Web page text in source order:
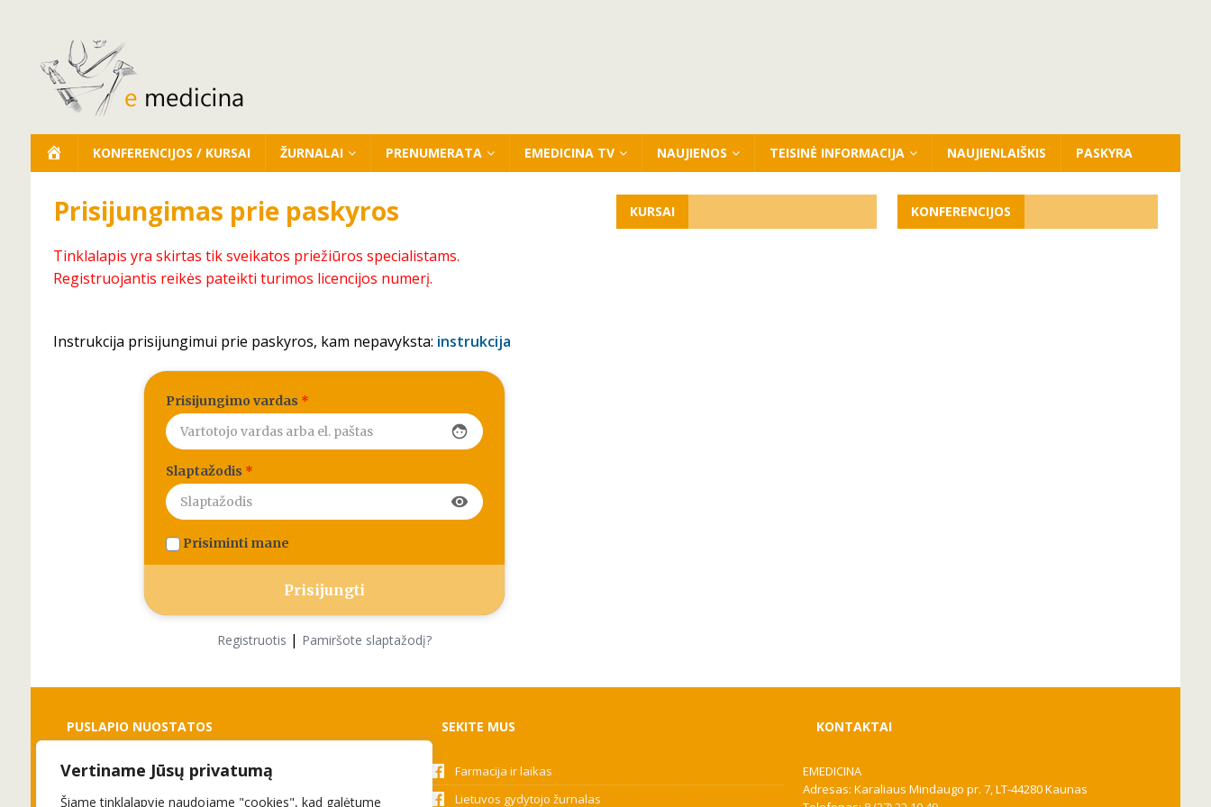
Vertiname Jūsų privatumą
Šiame tinklalapyje naudojame "cookies", kad galėtume
KONFERENCIJOS / KURSAI ŽURNALAI PRENUMERATA EMEDICINA TV NAUJIENOS TEISINĖ INFORMACIJA NAUJIENLAIŠKIS PASKYRA
Prisijungimas prie paskyros
Tinklalapis yra skirtas tik sveikatos priežiūros specialistams.
Registruojantis reikės pateikti turimos licencijos numerį.
Instrukcija prisijungimui prie paskyros, kam nepavyksta: instrukcija
Prisijungimo vardas *
face
Slaptažodis *
visibility
Prisiminti mane
Registruotis | Pamiršote slaptažodį?
KURSAI KONFERENCIJOS
PUSLAPIO NUOSTATOS
Slapukai
Privatumo politika
SEKITE MUS
Farmacija ir laikas
Lietuvos gydytojo žurnalas
KONTAKTAI
EMEDICINA
Adresas: Karaliaus Mindaugo pr. 7, LT-44280 Kaunas